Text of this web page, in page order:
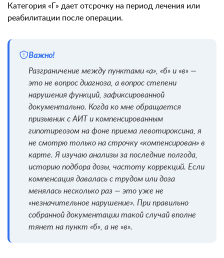
Категория «Г» дает отсрочку на период лечения или
реабилитации после операции.
Важно!
Разграничение между пунктами «а», «б» и «в» —
это не вопрос диагноза, а вопрос степени
нарушения функций, зафиксированной
документально. Когда ко мне обращается
призывник с АИТ и компенсированным
гипотиреозом на фоне приема левотироксина, я
не смотрю только на строчку «компенсирован» в
карте. Я изучаю анализы за последние полгода,
историю подбора дозы, частоту коррекций. Если
компенсация давалась с трудом или доза
менялась несколько раз — это уже не
«незначительное нарушение». При правильно
собранной документации такой случай вполне
тянет на пункт «б», а не «в».